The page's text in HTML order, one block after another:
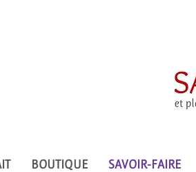
© Safran et plaisirs
BOUTIQUE SAVOIR-FAIRE